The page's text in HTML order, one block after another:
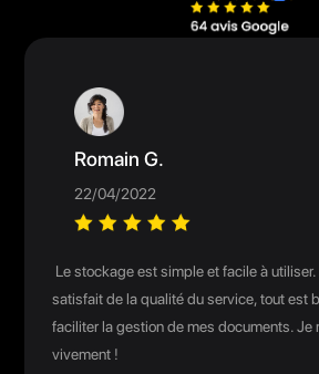
Romain G.
22/04/2022
Le stockage est simple et facile à
satisfait de la qualité du service, tout est
faciliter la gestion de mes documents. Je
vivement !